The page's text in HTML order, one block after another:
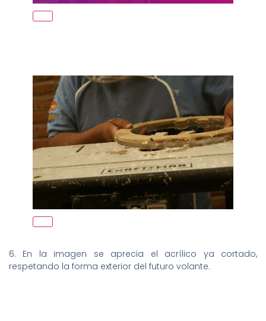
6. En la imagen se aprecia el acrílico ya cortado,
respetando la forma exterior del futuro volante.